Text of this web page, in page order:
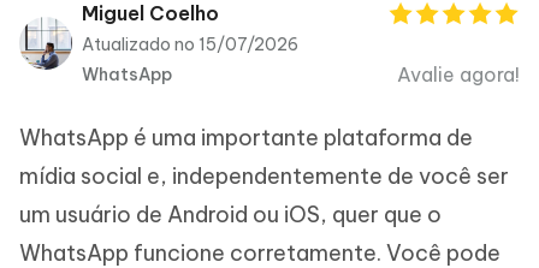
PDNob
PDF
iAnyGo
Miguel Coelho
Atualizado no 15/07/2026
WhatsApp
Avalie agora!
WhatsApp é uma importante plataforma de
mídia social e, independentemente de você ser
um usuário de Android ou iOS, quer que o
WhatsApp funcione corretamente. Você pode